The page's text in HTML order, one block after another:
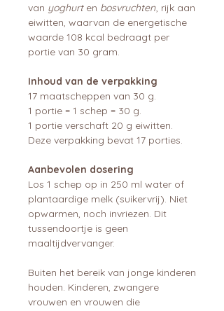
van yoghurten bosvruchten, rijk aan
eiwitten, waarvan de energetische
waarde 108 kcal bedraagt per
portie van 30 gram.
Inhoud van de verpakking
17 maatscheppen van 30 g.
1 portie = 1 schep = 30 g.
1 portie verschaft 20 g eiwitten.
Deze verpakking bevat 17 porties.
Aanbevolen dosering
Los 1 schep op in 250 ml water of
plantaardige melk (suikervrij). Niet
opwarmen, noch invriezen. Dit
tussendoortje is geen
maaltijdvervanger.
Buiten het bereik van jonge kinderen
houden. Kinderen, zwangere
vrouwen en vrouwen die